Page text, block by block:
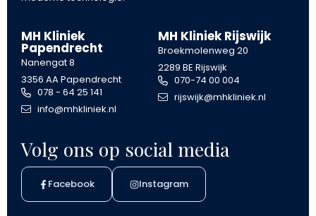
MH Kliniek
Papendrecht
Nanengat 8
3356 AA Papendrecht
078 - 64 25 141
info@mhkliniek.nl
MH Kliniek Rijswijk
Broekmolenweg 20
2289 BE Rijswijk
070-74 00 004
rijswijk@mhkliniek.nl
Volg ons op social media
Facebook Instagram